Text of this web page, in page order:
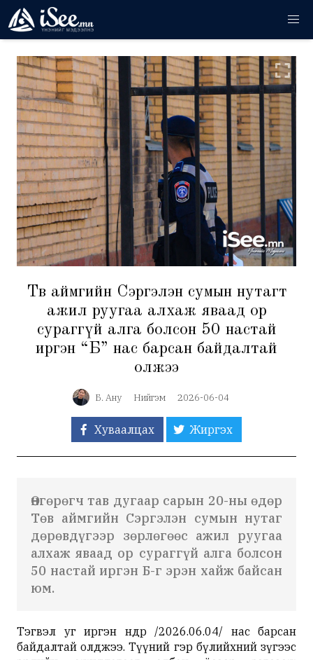
Төв аймгийн Сэргэлэн сумын нутагт
ажил руугаа алхаж яваад ор
сураггүй алга болсон 50 настай
иргэн “Б” нас барсан байдалтай
олжээ
Б. Ану Нийгэм 2026-06-04
Хуваалцах Жиргэх
Өнгөрөгч тав дугаар сарын 20-ны өдөр
Төв аймгийн Сэргэлэн сумын нутаг
дөрөвдүгээр зөрлөгөөс ажил руугаа
алхаж яваад ор сураггүй алга болсон
50 настай иргэн Б-г эрэн хайж байсан
юм.
Тэгвэл уг иргэн өнөөдөр /2026.06.04/ нас барсан
байдалтай олджээ. Түүний гэр бүлийхний зүгээс